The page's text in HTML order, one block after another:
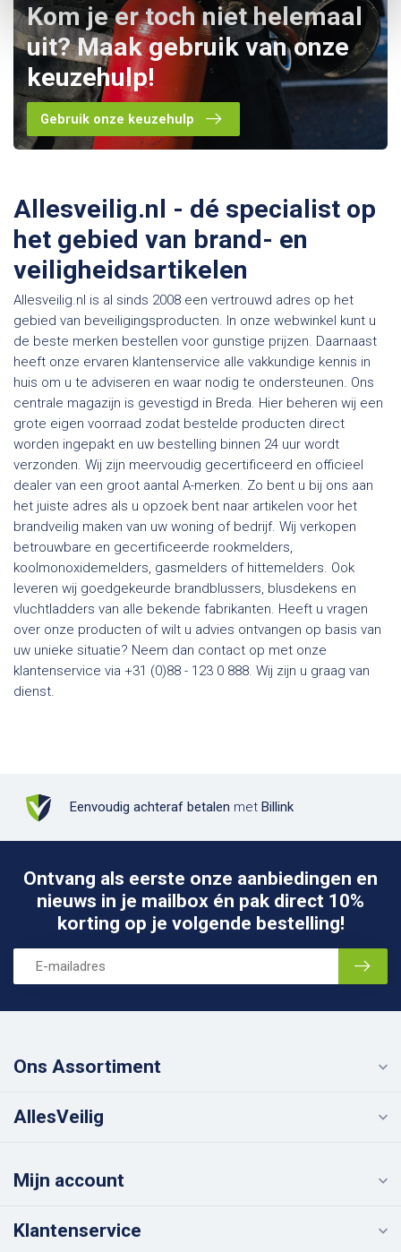
Kom je er toch niet helemaal
uit? Maak gebruik van onze
keuzehulp!
Gebruik onze keuzehulp
Allesveilig.nl - dé specialist op
het gebied van brand- en
veiligheidsartikelen
Allesveilig.nl is al sinds 2008 een vertrouwd adres op het
gebied van beveiligingsproducten. In onze webwinkel kunt u
de beste merken bestellen voor gunstige prijzen. Daarnaast
heeft onze ervaren klantenservice alle vakkundige kennis in
huis om u te adviseren en waar nodig te ondersteunen. Ons
centrale magazijn is gevestigd in Breda. Hier beheren wij een
grote eigen voorraad zodat bestelde producten direct
worden ingepakt en uw bestelling binnen 24 uur wordt
verzonden. Wij zijn meervoudig gecertificeerd en officieel
dealer van een groot aantal A-merken. Zo bent u bij ons aan
het juiste adres als u opzoek bent naar artikelen voor het
brandveilig maken van uw woning of bedrijf. Wij verkopen
betrouwbare en gecertificeerde rookmelders,
koolmonoxidemelders, gasmelders of hittemelders. Ook
leveren wij goedgekeurde brandblussers, blusdekens en
vluchtladders van alle bekende fabrikanten. Heeft u vragen
over onze producten of wilt u advies ontvangen op basis van
uw unieke situatie? Neem dan contact op met onze
klantenservice via +31 (0)88 - 123 0 888. Wij zijn u graag van
dienst.
Eenvoudig achteraf betalen met Billink
Ontvang als eerste onze aanbiedingen en
nieuws in je mailbox én pak direct 10%
korting op je volgende bestelling!
Ons Assortiment
AllesVeilig
Mijn account
Klantenservice